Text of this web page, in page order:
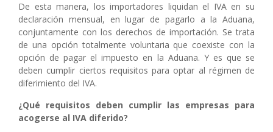
De esta manera, los importadores liquidan el IVA en su
declaración mensual, en lugar de pagarlo a la Aduana,
conjuntamente con los derechos de importación. Se trata
de una opción totalmente voluntaria que coexiste con la
opción de pagar el impuesto en la Aduana. Y es que se
deben cumplir ciertos requisitos para optar al régimen de
diferimiento del IVA.
¿Qué requisitos deben cumplir las empresas para
acogerse al IVA diferido?